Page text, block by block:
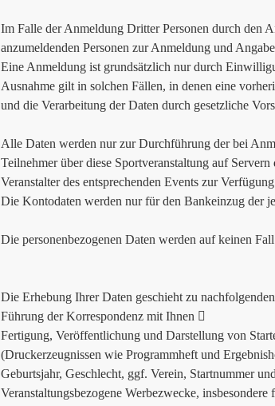
Im Falle der Anmeldung Dritter Personen durch den
anzumeldenden Personen zur Anmeldung und
Eine Anmeldung ist grundsätzlich nur durch
Ausnahme gilt in solchen Fällen, in denen eine
und die Verarbeitung der Daten durch gesetzliche
Alle Daten werden nur zur Durchführung der bei
Teilnehmer über diese Sportveranstaltung auf
Veranstalter des entsprechenden Events zur
Die Kontodaten werden nur für den Bankeinzug der
Die personenbezogenen Daten werden auf keinen
Die Erhebung Ihrer Daten geschieht zu
Führung der Korrespondenz mit Ihnen 
Fertigung, Veröffentlichung und Darstellung von
(Druckerzeugnissen wie Programmheft und
Geburtsjahr, Geschlecht, ggf. Verein, Startnummer
Veranstaltungsbezogene Werbezwecke,